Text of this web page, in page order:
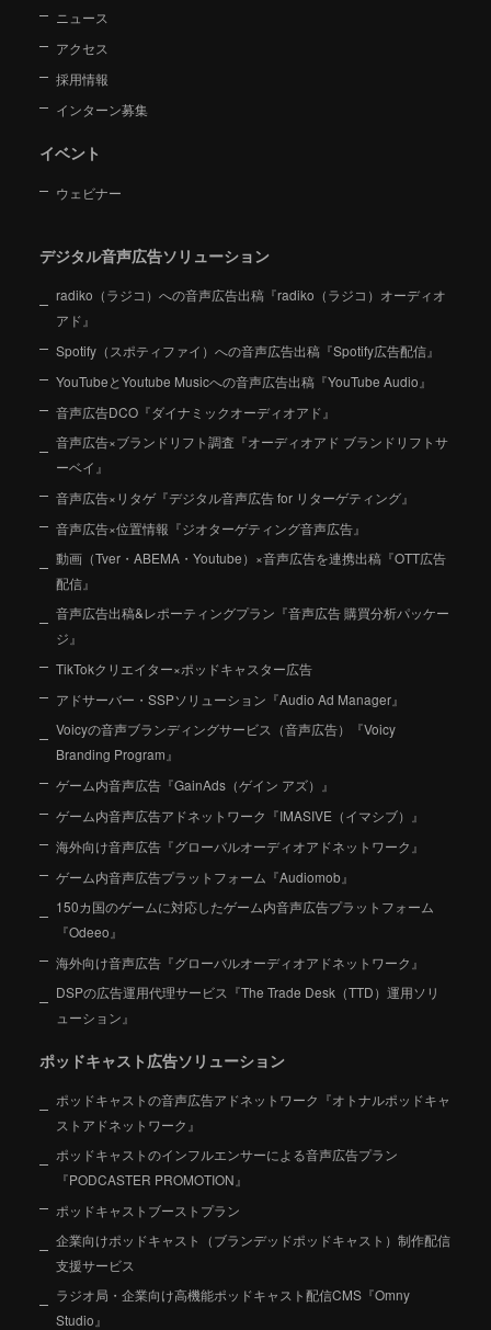
ニュース
アクセス
採用情報
インターン募集
イベント
ウェビナー
デジタル音声広告ソリューション
radiko（ラジコ）への音声広告出稿『radiko（ラジコ）オーディオ
アド』
Spotify（スポティファイ）への音声広告出稿『Spotify広告配信』
YouTubeとYoutube Musicへの音声広告出稿『YouTube Audio』
音声広告DCO『ダイナミックオーディオアド』
音声広告×ブランドリフト調査『オーディオアド ブランドリフトサ
ーベイ』
音声広告×リタゲ『デジタル音声広告 for リターゲティング』
音声広告×位置情報『ジオターゲティング音声広告』
動画（Tver・ABEMA・Youtube）×音声広告を連携出稿『OTT広告
配信』
音声広告出稿&レポーティングプラン『音声広告 購買分析パッケー
ジ』
TikTokクリエイター×ポッドキャスター広告
アドサーバー・SSPソリューション『Audio Ad Manager』
Voicyの音声ブランディングサービス（音声広告）『Voicy
Branding Program』
ゲーム内音声広告『GainAds（ゲイン アズ）』
ゲーム内音声広告アドネットワーク『IMASIVE（イマシブ）』
海外向け音声広告『グローバルオーディオアドネットワーク』
ゲーム内音声広告プラットフォーム『Audiomob』
150カ国のゲームに対応したゲーム内音声広告プラットフォーム
『Odeeo』
海外向け音声広告『グローバルオーディオアドネットワーク』
DSPの広告運用代理サービス『The Trade Desk（TTD）運用ソリ
ューション』
ポッドキャスト広告ソリューション
ポッドキャストの音声広告アドネットワーク『オトナルポッドキャ
ストアドネットワーク』
ポッドキャストのインフルエンサーによる音声広告プラン
『PODCASTER PROMOTION』
ポッドキャストブーストプラン
企業向けポッドキャスト（ブランデッドポッドキャスト）制作配信
支援サービス
ラジオ局・企業向け高機能ポッドキャスト配信CMS『Omny
Studio』